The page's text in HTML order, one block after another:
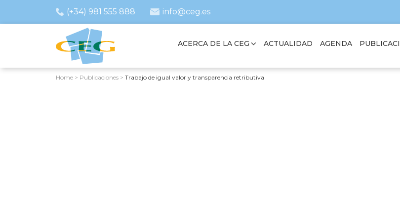
(+34) 981 555 888 info@ceg.es
ACERCA DE LA CEG ACTUALIDAD AGENDA
Home > Publicaciones >Trabajo de igual valor y transparencia retributiva